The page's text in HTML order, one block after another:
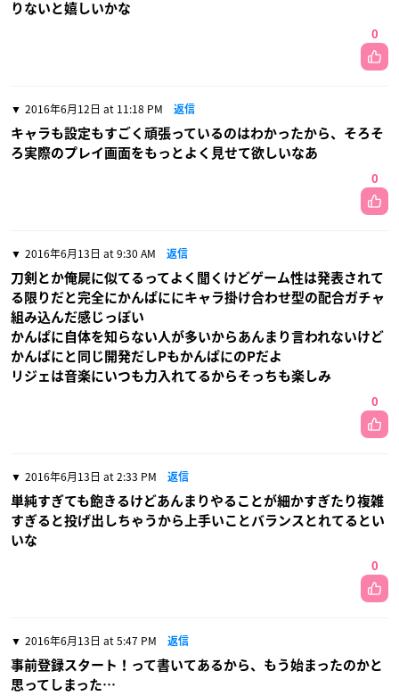
りないと嬉しいかな
0
2016年6月12日 at 11:18 PM 返信
キャラも設定もすごく頑張っているのはわかったから、そろそ
ろ実際のプレイ画面をもっとよく見せて欲しいなあ
0
2016年6月13日 at 9:30 AM 返信
刀剣とか俺屍に似てるってよく聞くけどゲーム性は発表されて
る限りだと完全にかんぱににキャラ掛け合わせ型の配合ガチャ
組み込んだ感じっぽい
かんぱに自体を知らない人が多いからあんまり言われないけど
かんぱにと同じ開発だしPもかんぱにのPだよ
リジェは音楽にいつも力入れてるからそっちも楽しみ
0
2016年6月13日 at 2:33 PM 返信
単純すぎても飽きるけどあんまりやることが細かすぎたり複雑
すぎると投げ出しちゃうから上手いことバランスとれてるとい
いな
0
2016年6月13日 at 5:47 PM 返信
事前登録スタート！って書いてあるから、もう始まったのかと
思ってしまった…